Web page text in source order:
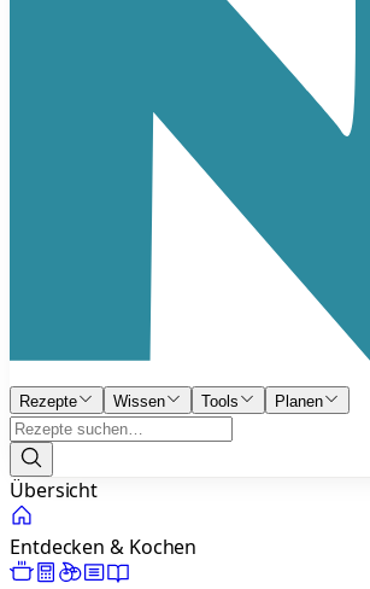
Rezepte Wissen Tools Planen
Übersicht
Entdecken & Kochen